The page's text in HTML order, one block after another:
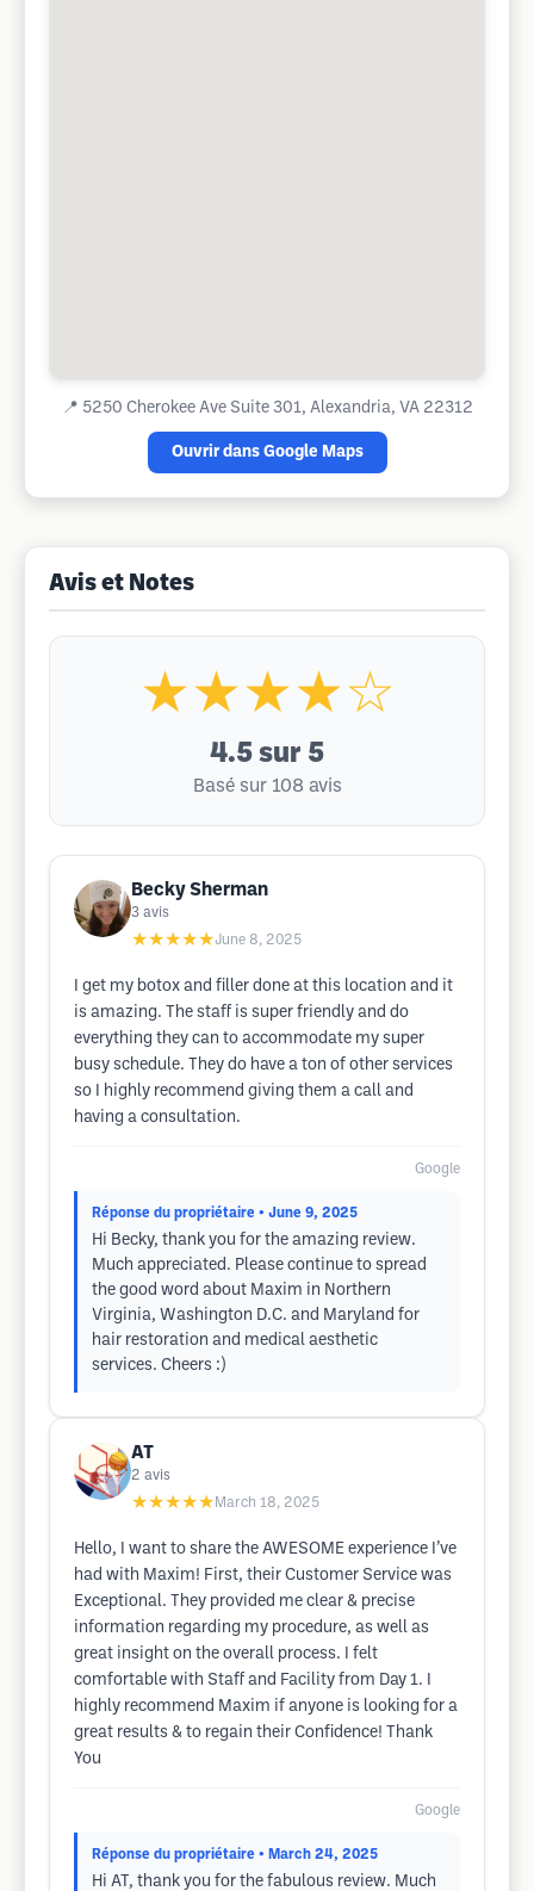
📍 5250 Cherokee Ave Suite 301, Alexandria, VA 22312
Ouvrir dans Google Maps
Avis et Notes
★★★★☆
4.5 sur 5
Basé sur 108 avis
Becky Sherman
3 avis
★★★★★June 8, 2025
I get my botox and filler done at this location and it
is amazing. The staff is super friendly and do
everything they can to accommodate my super
busy schedule. They do have a ton of other services
so I highly recommend giving them a call and
having a consultation.
Google
Réponse du propriétaire • June 9, 2025
Hi Becky, thank you for the amazing review.
Much appreciated. Please continue to spread
the good word about Maxim in Northern
Virginia, Washington D.C. and Maryland for
hair restoration and medical aesthetic
services. Cheers :)
AT
2 avis
★★★★★ March 18, 2025
Hello, I want to share the AWESOME experience I’ve
had with Maxim! First, their Customer Service was
Exceptional. They provided me clear & precise
information regarding my procedure, as well as
great insight on the overall process. I felt
comfortable with Staff and Facility from Day 1. I
highly recommend Maxim if anyone is looking for a
great results & to regain their Confidence! Thank
You
Google
Réponse du propriétaire • March 24, 2025
Hi AT, thank you for the fabulous review. Much